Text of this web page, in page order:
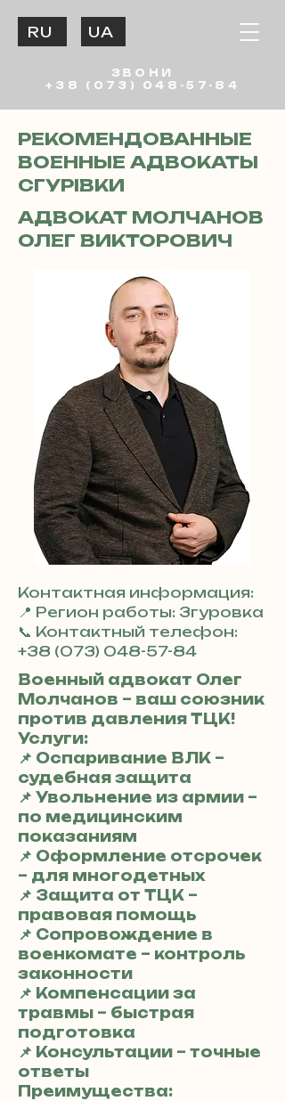
ЗВОНИ
+38 (073) 048-57-84
UA
RU
РЕКОМЕНДОВАННЫЕ
ВОЕННЫЕ АДВОКАТЫ
СГУРІВКИ
АДВОКАТ МОЛЧАНОВ
ОЛЕГ ВИКТОРОВИЧ
Контактная информация:
📍 Регион работы: Згуровка
📞 Контактный телефон:
+38 (073) 048-57-84
Военный адвокат Олег
Молчанов – ваш союзник
против давления ТЦК!
Услуги:
📌 Оспаривание ВЛК –
судебная защита
📌 Увольнение из армии –
по медицинским
показаниям
📌 Оформление отсрочек
– для многодетных
📌 Защита от ТЦК –
правовая помощь
📌 Сопровождение в
военкомате – контроль
законности
📌 Компенсации за
травмы – быстрая
подготовка
📌 Консультации – точные
ответы
Преимущества: